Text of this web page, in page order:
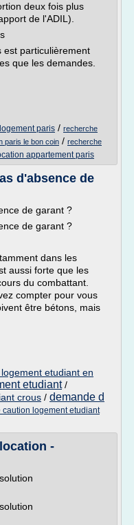
deux fois plus
de l'ADIL).
est particulièrement
que les demandes.
paris / recherche
paris le bon coin / recherche
appartement paris
d'absence de
de garant ?
de garant ?
dans les
aussi forte que les
du combattant.
compter pour vous
être bétons, mais
etudiant en
etudiant/
crous / demande d
caution logement etudiant
-